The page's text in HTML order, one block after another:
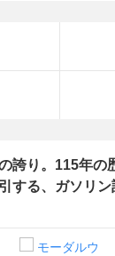
誇り。115年の
する、ガソリ